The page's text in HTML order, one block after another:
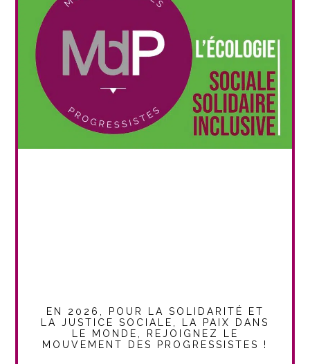
EN 2026, POUR LA SOLIDARITÉ ET
LA JUSTICE SOCIALE, LA PAIX DANS
LE MONDE, REJOIGNEZ LE
MOUVEMENT DES PROGRESSISTES !